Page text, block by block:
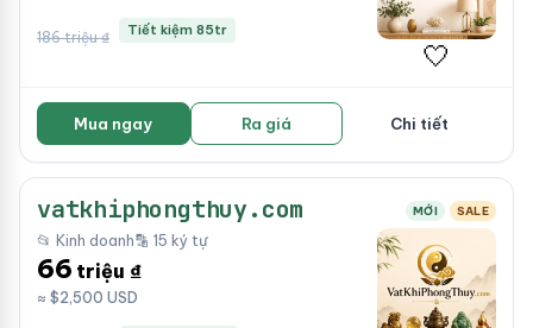
186 triệu ₫ Tiết kiệm 85tr
🤍
Mua ngay Ra giá Chi tiết
vatkhiphongthuy.com MỚI SALE
📂 Kinh doanh🔡 15 ký tự
66 triệu ₫
≈ $2,500 USD